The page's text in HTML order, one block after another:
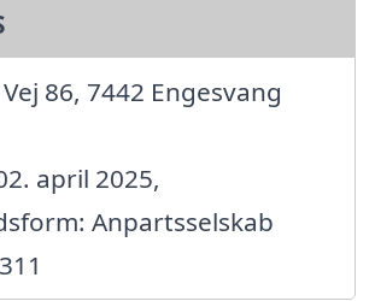
86, 7442 Engesvang
april 2025,
Anpartsselskab